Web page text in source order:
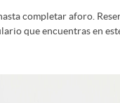
completar aforo.
que encuentras en